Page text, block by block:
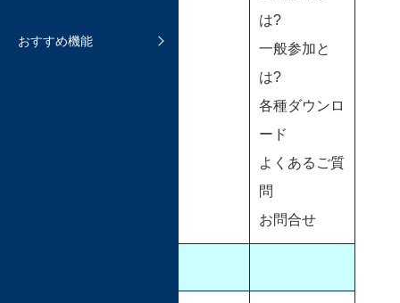
よくあるご質問
おすすめ機能 よくあるご質問
は?
一般参加と
は?
各種ダウンロ
ード
よくあるご質
問
お問合せ